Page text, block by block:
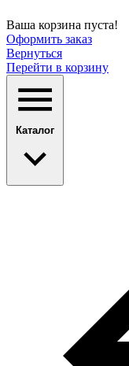
Ваша корзина пуста!
Оформить заказ
Вернуться
Перейти в корзину
Каталог